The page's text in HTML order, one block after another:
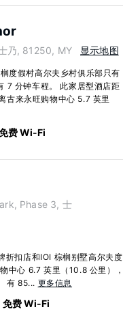
乃, 81250, MY 显示地图
度假村高尔夫乡村俱乐部只有
7 分钟车程。 此家居型酒店距
古来永旺购物中心 5.7 英里
费 Wi-Fi
Phase 3, 士
折扣店和IOI 棕榈别墅高尔夫度
中心 6.7 英里（10.8 公里），
有 85... 更多信息
免费 Wi-Fi